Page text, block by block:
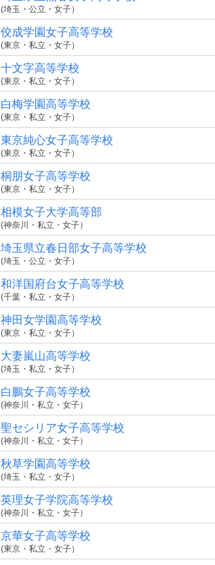
(埼玉・公立・女子）
佼成学園女子高等学校
(東京・私立・女子）
十文字高等学校
(東京・私立・女子）
白梅学園高等学校
(東京・私立・女子）
東京純心女子高等学校
(東京・私立・女子）
桐朋女子高等学校
(東京・私立・女子）
相模女子大学高等部
(神奈川・私立・女子）
埼玉県立春日部女子高等学校
(埼玉・公立・女子）
和洋国府台女子高等学校
(千葉・私立・女子）
神田女学園高等学校
(東京・私立・女子）
大妻嵐山高等学校
(埼玉・私立・女子）
白鵬女子高等学校
(神奈川・私立・女子）
聖セシリア女子高等学校
(神奈川・私立・女子）
秋草学園高等学校
(埼玉・私立・女子）
英理女子学院高等学校
(神奈川・私立・女子）
京華女子高等学校
(東京・私立・女子）